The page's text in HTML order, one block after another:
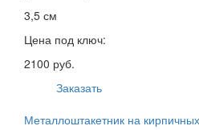
3,5 см
Цена под ключ:
2100 руб.
Заказать
Металлоштакетник на